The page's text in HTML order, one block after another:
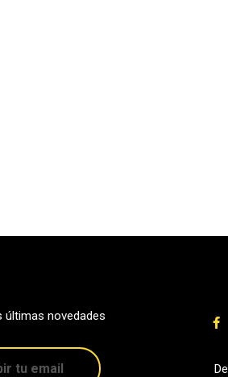
últimas novedades